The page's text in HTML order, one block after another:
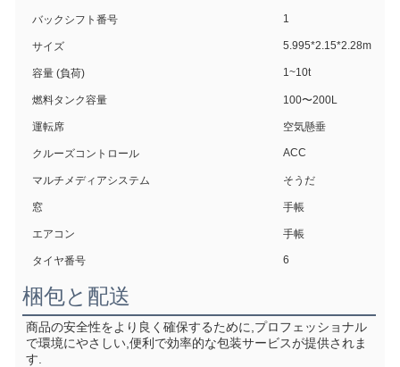
バックシフト番号 1
サイズ 5.995*2.15*2.28m
容量 (負荷) 1~10t
燃料タンク容量 100〜200L
運転席 空気懸垂
クルーズコントロール ACC
マルチメディアシステム そうだ
窓 手帳
エアコン 手帳
タイヤ番号 6
梱包と配送
商品の安全性をより良く確保するために,プロフェッショナル
で環境にやさしい,便利で効率的な包装サービスが提供されま
す.